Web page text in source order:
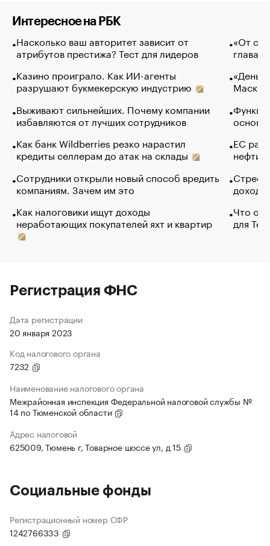
Интересное на РБК
Насколько ваш авторитет зависит от
атрибутов престижа? Тест для лидеров
Казино проиграло. Как ИИ-агенты
разрушают букмекерскую индустрию
Выживают сильнейших. Почему компании
избавляются от лучших сотрудников
Как банк Wildberries резко нарастил
кредиты селлерам до атак на склады
Сотрудники открыли новый способ вредить
компаниям. Зачем им это
Как налоговики ищут доходы
неработающих покупателей яхт и квартир
«От
глава
Маск в
основ
ЕС
нефти
Что
для
Регистрация ФНС
Дата регистрации
20 января 2023
Код налогового органа
7232
Наименование налогового органа
Межрайонная инспекция Федеральной налоговой службы №
14 по Тюменской области
Адрес налоговой
625009, Тюмень г, Товарное шоссе ул, д 15
Социальные фонды
Регистрационный номер СФР
1242766333